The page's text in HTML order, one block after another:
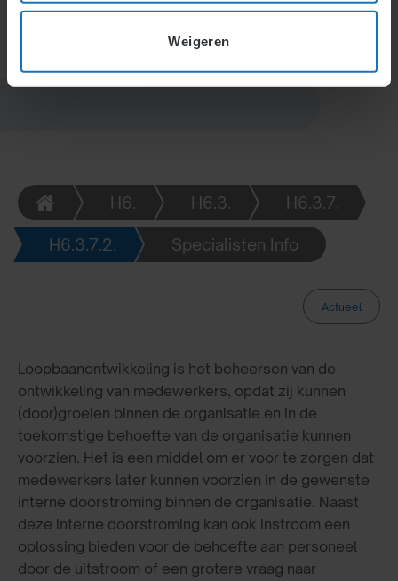
Weigeren
H6. H6.3. H6.3.7.
H6.3.7.2. Specialisten Info
Actueel
Loopbaanontwikkeling is het beheersen van de
ontwikkeling van medewerkers, opdat zij kunnen
(door)groeien binnen de organisatie en in de
toekomstige behoefte van de organisatie kunnen
voorzien. Het is een middel om er voor te zorgen dat
medewerkers later kunnen voorzien in de gewenste
interne doorstroming binnen de organisatie. Naast
deze interne doorstroming kan ook instroom een
oplossing bieden voor de behoefte aan personeel
door de uitstroom of een grotere vraag naar